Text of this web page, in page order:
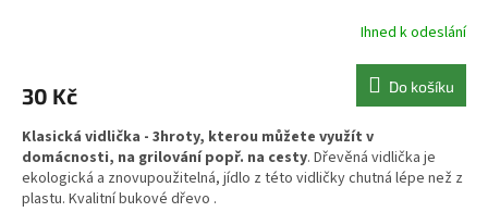
Ihned k odeslání
30 Kč Do košíku
Klasická vidlička - 3hroty, kterou můžete využít v
domácnosti, na grilování popř. na cesty. Dřevěná vidlička je
ekologická a znovupoužitelná, jídlo z této vidličky chutná lépe než z
plastu. Kvalitní bukové dřevo .